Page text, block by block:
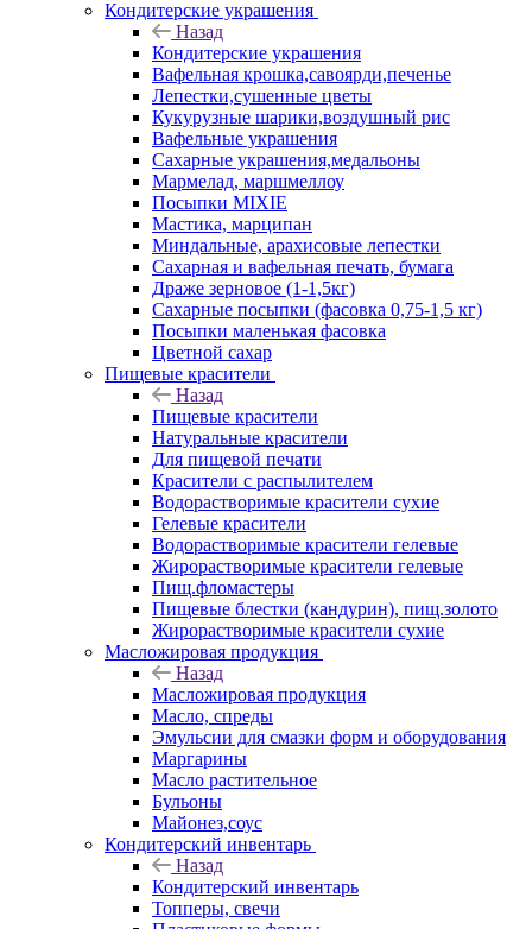
Кондитерские украшения
Назад
Кондитерские украшения
Вафельная крошка,савоярди,печенье
Лепестки,сушенные цветы
Кукурузные шарики,воздушный рис
Вафельные украшения
Сахарные украшения,медальоны
Мармелад, маршмеллоу
Посыпки MIXIE
Мастика, марципан
Миндальные, арахисовые лепестки
Сахарная и вафельная печать, бумага
Драже зерновое (1-1,5кг)
Сахарные посыпки (фасовка 0,75-1,5 кг)
Посыпки маленькая фасовка
Цветной сахар
Пищевые красители
Назад
Пищевые красители
Натуральные красители
Для пищевой печати
Красители с распылителем
Водорастворимые красители сухие
Гелевые красители
Водорастворимые красители гелевые
Жирорастворимые красители гелевые
Пищ.фломастеры
Пищевые блестки (кандурин), пищ.золото
Жирорастворимые красители сухие
Масложировая продукция
Назад
Масложировая продукция
Масло, спреды
Эмульсии для смазки форм и оборудования
Маргарины
Масло растительное
Бульоны
Майонез,соус
Кондитерский инвентарь
Назад
Кондитерский инвентарь
Топперы, свечи